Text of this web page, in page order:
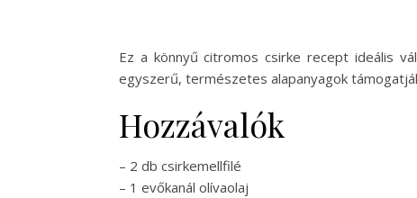
Ez a könnyű citromos csirke recept ideális
egyszerű, természetes alapanyagok
Hozzávalók
– 2 db csirkemellfilé
– 1 evőkanál olívaolaj